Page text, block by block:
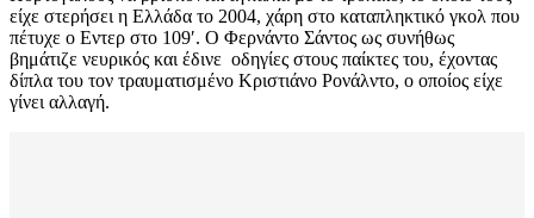
είχε στερήσει η Ελλάδα το 2004, χάρη στο καταπληκτικό γκολ που
πέτυχε ο Εντερ στο 109′. Ο Φερνάντο Σάντος ως συνήθως
βημάτιζε νευρικός και έδινε οδηγίες στους παίκτες του, έχοντας
δίπλα του τον τραυματισμένο Κριστιάνο Ρονάλντο, ο οποίος είχε
γίνει αλλαγή.